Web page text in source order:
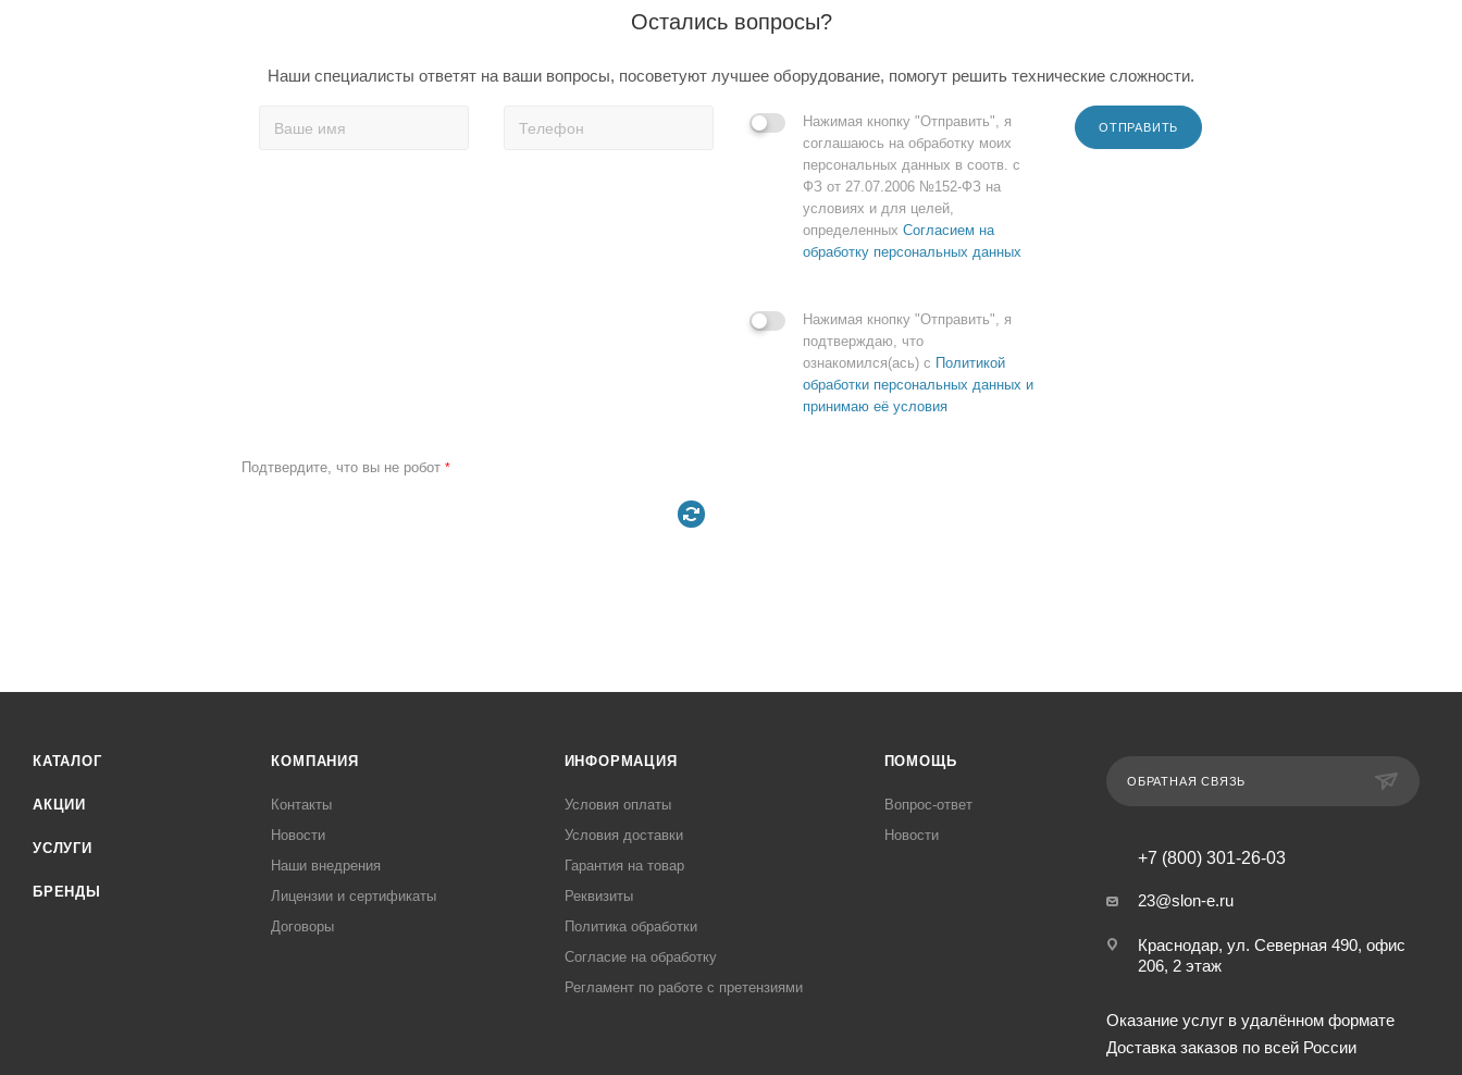
Остались вопросы?
Наши специалисты ответят на ваши вопросы, посоветуют лучшее оборудование, помогут решить технические сложности.
Нажимая кнопку "Отправить", я
соглашаюсь на обработку моих
персональных данных в соотв. с
ФЗ от 27.07.2006 №152-ФЗ на
условиях и для целей,
определенных Согласием на
обработку персональных данных
Нажимая кнопку "Отправить", я
подтверждаю, что
ознакомился(ась) с Политикой
обработки персональных данных и
принимаю её условия
ОТПРАВИТЬ
Подтвердите, что вы не робот *
КАТАЛОГ
АКЦИИ
УСЛУГИ
БРЕНДЫ
КОМПАНИЯ
Контакты
Новости
Наши внедрения
Лицензии и сертификаты
Договоры
ИНФОРМАЦИЯ
Условия оплаты
Условия доставки
Гарантия на товар
Реквизиты
Политика обработки
Согласие на обработку
Регламент по работе с претензиями
ПОМОЩЬ
Вопрос-ответ
Новости
ОБРАТНАЯ СВЯЗЬ
+7 (800) 301-26-03
23@slon-e.ru
Краснодар, ул. Северная 490, офис
206, 2 этаж
Оказание услуг в удалённом формате
Доставка заказов по всей России